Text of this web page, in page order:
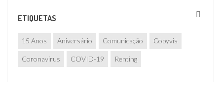
ETIQUETAS
15 Anos Aniversário Comunicação Copyvis
Coronavírus COVID-19 Renting